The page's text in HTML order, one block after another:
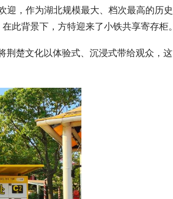
迎，作为湖北规模最大、档次最高的历史
此背景下，方特迎来了小铁共享寄存柜。
荆楚文化以体验式、沉浸式带给观众，这